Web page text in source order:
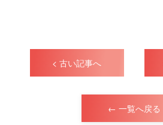
< 古い記事へ
← 一覧へ戻る